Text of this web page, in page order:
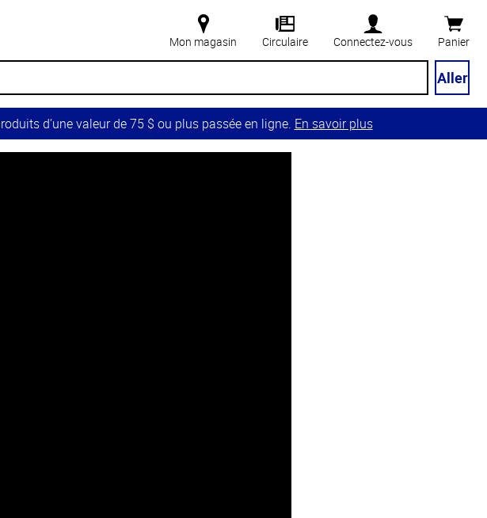
Mon magasin Circulaire Connectez-vous Panier
Aller
d’une valeur de 75 $ ou plus passée en ligne. En savoir plus